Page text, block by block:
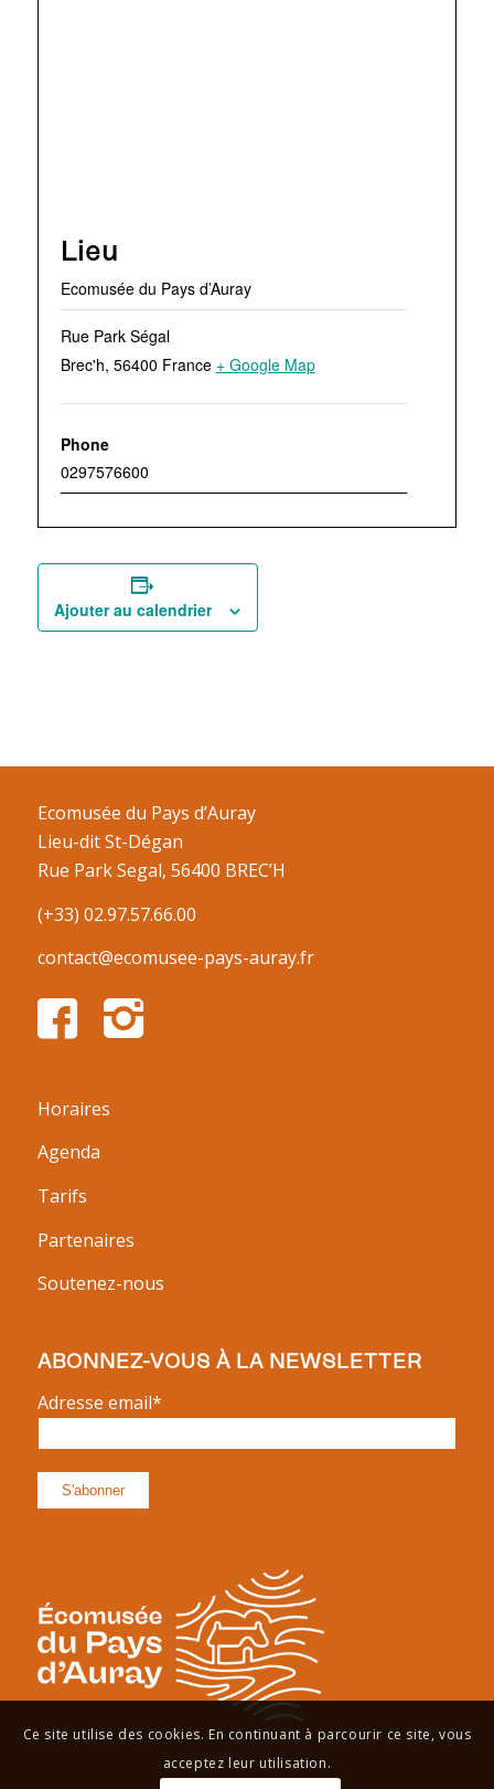
Lieu
Ecomusée du Pays d’Auray
Rue Park Ségal
Brec'h, 56400 France + Google Map
Phone
0297576600
Ajouter au calendrier
Ecomusée du Pays d’Auray
Lieu-dit St-Dégan
Rue Park Segal, 56400 BREC’H
(+33) 02.97.57.66.00
contact@ecomusee-pays-auray.fr
Horaires
Agenda
Tarifs
Partenaires
Soutenez-nous
ABONNEZ-VOUS À LA NEWSLETTER
Adresse email*
Ce site utilise des cookies. En continuant à parcourir ce site, vous
acceptez leur utilisation.